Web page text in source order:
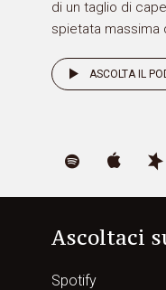
di un taglio di
spietata massima
ASCOLTA IL
Ascoltaci
Spotify